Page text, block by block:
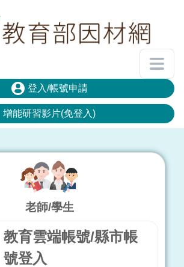
登入/帳號申請
增能研習影片(免登入)
老師/學生
教育雲端帳號/縣市帳
號登入